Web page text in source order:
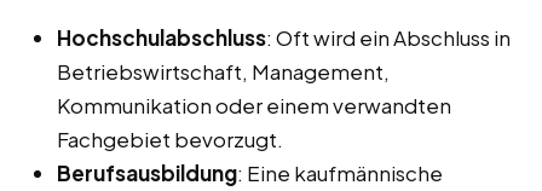
Hochschulabschluss: Oft wird ein Abschluss in
Betriebswirtschaft, Management,
Kommunikation oder einem verwandten
Fachgebiet bevorzugt.
Berufsausbildung: Eine kaufmännische